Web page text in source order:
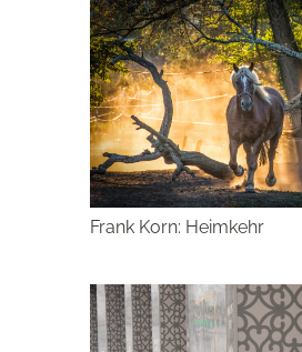
Frank Korn: Heimkehr